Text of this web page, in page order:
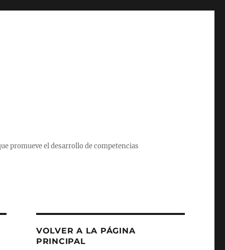
promueve el desarrollo de competencias
VOLVER A LA PÁGINA
PRINCIPAL